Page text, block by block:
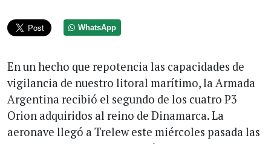
WhatsApp
En un hecho que repotencia las capacidades de
vigilancia de nuestro litoral marítimo, la Armada
Argentina recibió el segundo de los cuatro P3
Orion adquiridos al reino de Dinamarca. La
aeronave llegó a Trelew este miércoles pasada las